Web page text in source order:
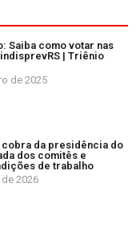
Saiba como votar nas
| Triênio
de 2025
cobra da presidência do
dos comitês e
de trabalho
2026